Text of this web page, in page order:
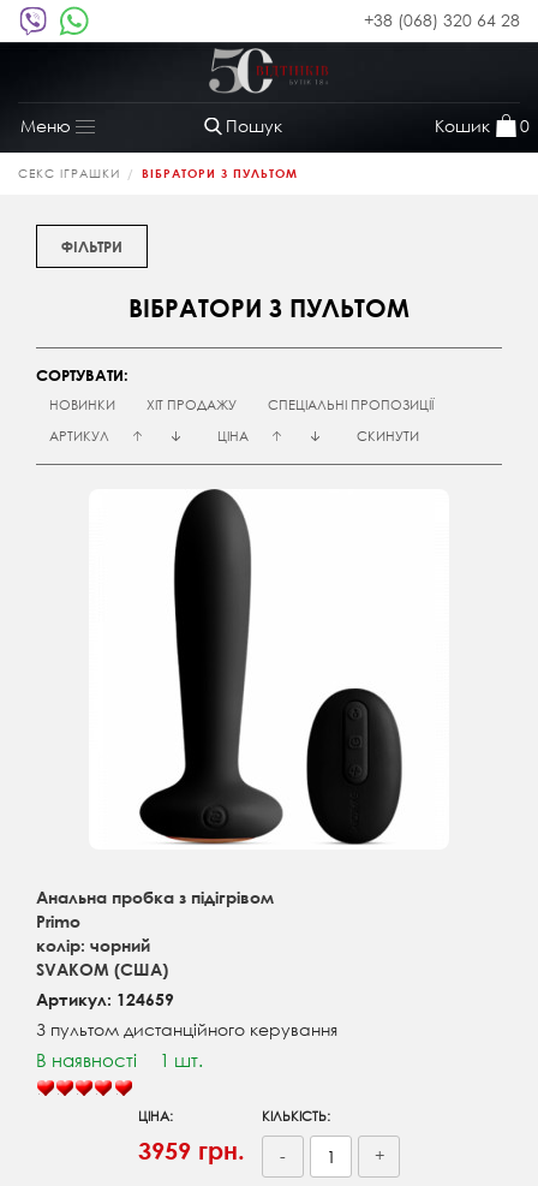
+38 (068) 320 64 28
Пошук Кошик 0
Меню
Toggle
navigation
СЕКС ІГРАШКИ ВІБРАТОРИ З ПУЛЬТОМ
ФІЛЬТРИ
ВІБРАТОРИ З ПУЛЬТОМ
СОРТУВАТИ:
НОВИНКИ
ХІТ ПРОДАЖУ
СПЕЦІАЛЬНІ ПРОПОЗИЦІЇ
АРТИКУЛ
ЦІНА СКИНУТИ
Анальна пробка з підігрівом
Primo
колір: чорний
SVAKOM (США)
Артикул: 124659
З пультом дистанційного керування
В наявності 1 шт.
ЦІНА:
3959 грн.
КІЛЬКІСТЬ:
- +